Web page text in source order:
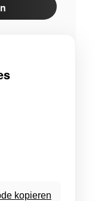
kopieren